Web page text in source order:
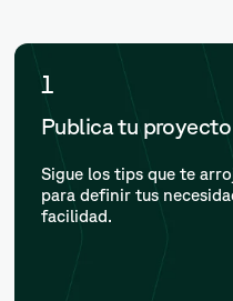
1
Publica tu
Sigue los tips que te
para definir tus
facilidad.